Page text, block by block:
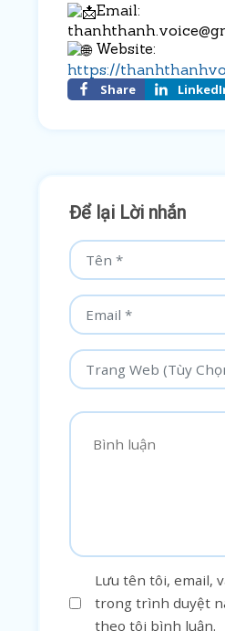
Email:
Website:
https://
Share
Để lại Lời nhắn
Lưu tên tôi, email,
trong trình duyệt
theo tôi bình luận.